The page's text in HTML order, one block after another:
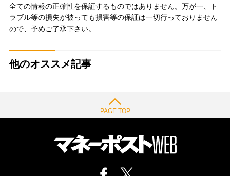
全ての情報の正確性を保証するものではありません。万が一、ト
ラブル等の損失が被っても損害等の保証は一切行っておりません
ので、予めご了承下さい。
他のオススメ記事
PAGE TOP